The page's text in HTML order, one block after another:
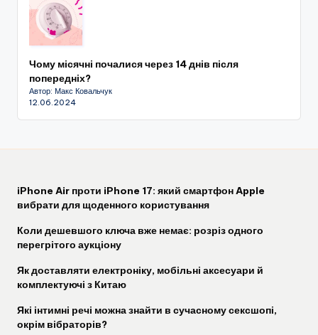
Чому місячні почалися через 14 днів після
попередніх?
Автор: Макс Ковальчук
12.06.2024
iPhone Air проти iPhone 17: який смартфон Apple
вибрати для щоденного користування
Коли дешевшого ключа вже немає: розріз одного
перегрітого аукціону
Як доставляти електроніку, мобільні аксесуари й
комплектуючі з Китаю
Які інтимні речі можна знайти в сучасному сексшопі,
окрім вібраторів?